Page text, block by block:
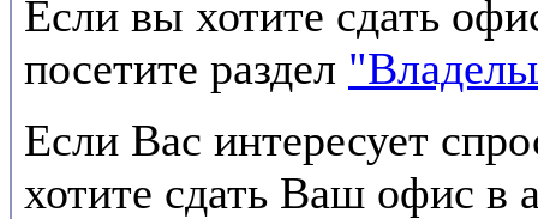
Если вы хотите сдать
посетите раздел
Если Вас интересует
хотите сдать Ваш офис в